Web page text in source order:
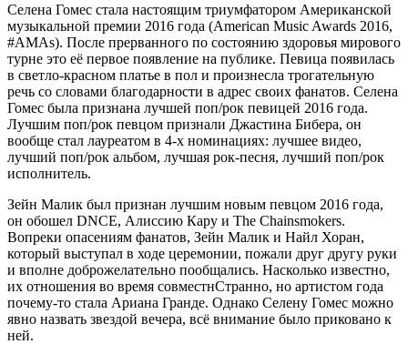
Селена Гомес стала настоящим триумфатором Американской
музыкальной премии 2016 года (American Music Awards 2016,
#AMAs). После прерванного по состоянию здоровья мирового
турне это её первое появление на публике. Певица появилась
в светло-красном платье в пол и произнесла трогательную
речь со словами благодарности в адрес своих фанатов. Селена
Гомес была признана лучшей поп/рок певицей 2016 года.
Лучшим поп/рок певцом признали Джастина Бибера, он
вообще стал лауреатом в 4-х номинациях: лучшее видео,
лучший поп/рок альбом, лучшая рок-песня, лучший поп/рок
исполнитель.
Зейн Малик был признан лучшим новым певцом 2016 года,
он обошел DNCE, Алиссию Кару и The Chainsmokers.
Вопреки опасениям фанатов, Зейн Малик и Найл Хоран,
который выступал в ходе церемонии, пожали друг другу руки
и вполне доброжелательно пообщались. Насколько известно,
их отношения во время совместнСтранно, но артистом года
почему-то стала Ариана Гранде. Однако Селену Гомес можно
явно назвать звездой вечера, всё внимание было приковано к
ней.